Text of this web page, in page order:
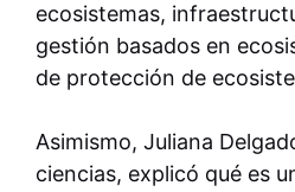
ecosistemas,
gestión basados en
de protección de
Asimismo, Juliana
ciencias, explicó qué es